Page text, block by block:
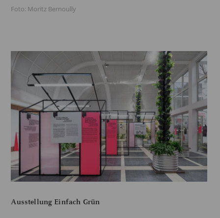
Foto: Moritz Bernoully
Ausstellung Einfach Grün